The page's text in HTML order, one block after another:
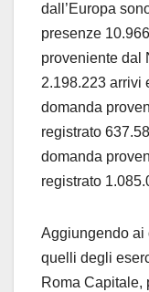
dall’Europa
presenze
proveniente dal
2.198.223 arrivi
domanda
registrato
domanda
registrato
Aggiungendo ai
quelli degli
Roma Capitale,